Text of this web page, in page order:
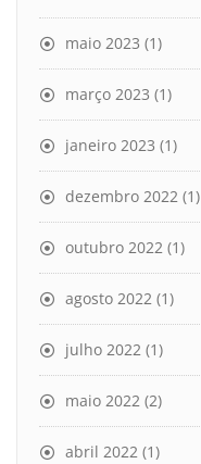
maio 2023 (1)
março 2023 (1)
janeiro 2023 (1)
dezembro 2022 (1)
outubro 2022 (1)
agosto 2022 (1)
julho 2022 (1)
maio 2022 (2)
abril 2022 (1)